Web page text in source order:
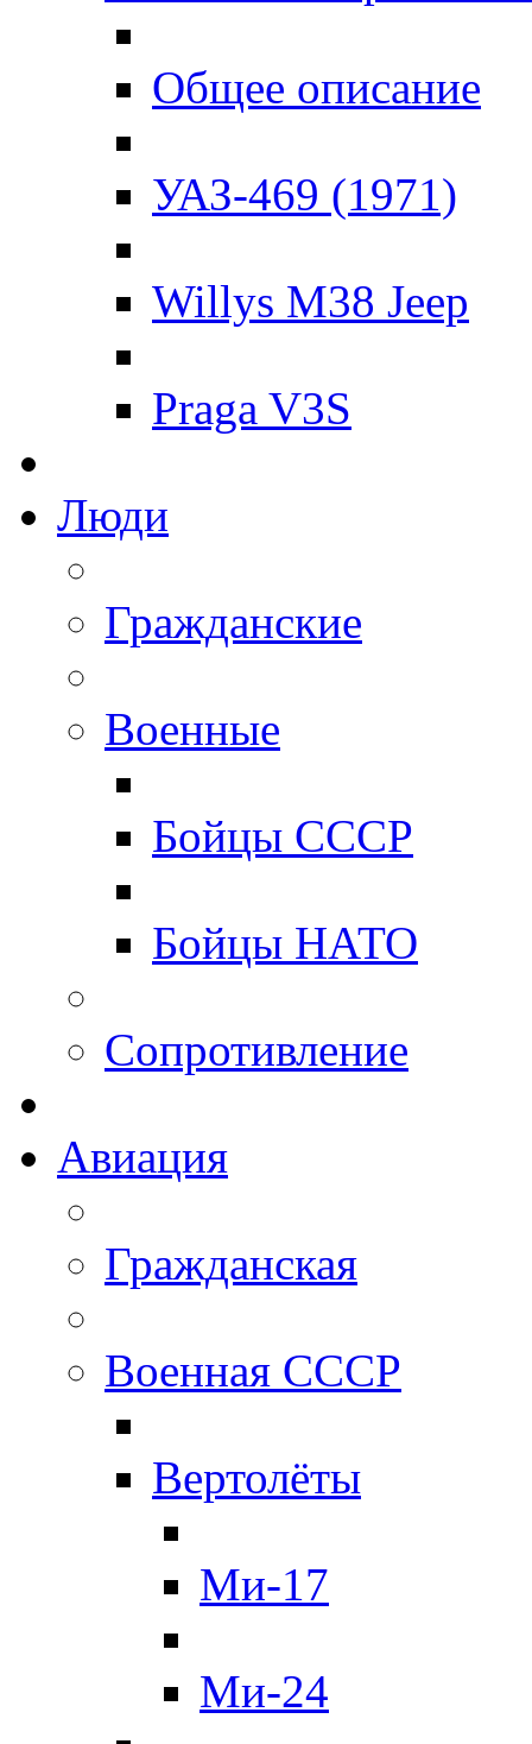
Общее описание
УАЗ-469 (1971)
Willys M38 Jeep
Praga V3S
Люди
Гражданские
Военные
Бойцы СССР
Бойцы НАТО
Сопротивление
Авиация
Гражданская
Военная СССР
Вертолёты
Ми-17
Ми-24